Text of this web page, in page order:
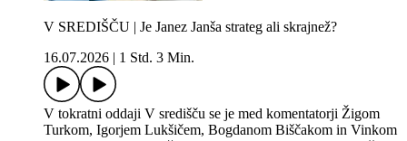
V SREDIŠČU | Je Janez Janša strateg ali skrajnež?
16.07.2026
1 Std. 3 Min.
V tokratni oddaji V središču se je med komentatorji Žigom
Turkom, Igorjem Lukšičem, Bogdanom Biščakom in Vinkom